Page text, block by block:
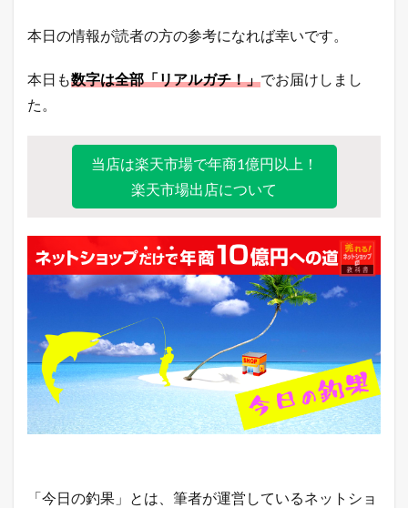
ン
8.2
れ
筋
ラ
グ
8.3
A
m
a
売
本日の情報が読者の方の参考になれば幸いです。
本日も数字は全部「リアルガチ！」でお届けしまし
た。
当店は楽天市場で年商1億円以上！
楽天市場出店について
「今日の釣果」とは、筆者が運営しているネットショ